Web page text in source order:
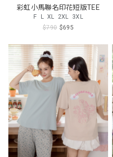
彩虹小馬聯名印花短版TEE
F L XL 2XL 3XL
$790 $695